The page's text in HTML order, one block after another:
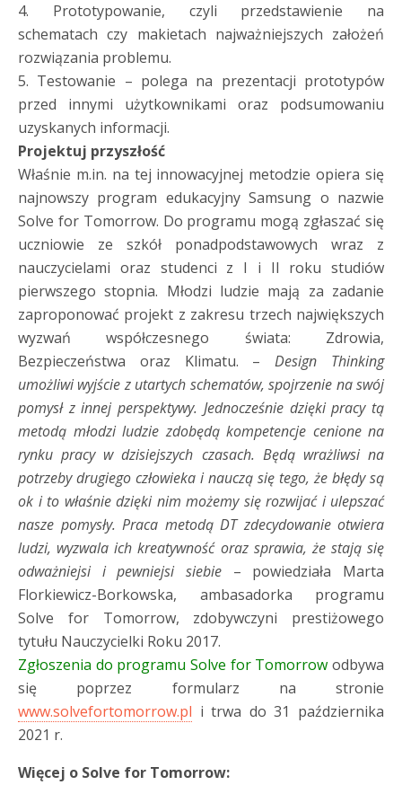
4. Prototypowanie, czyli przedstawienie na
schematach czy makietach najważniejszych założeń
rozwiązania problemu.
5. Testowanie – polega na prezentacji prototypów
przed innymi użytkownikami oraz podsumowaniu
uzyskanych informacji.
Projektuj przyszłość
Właśnie m.in. na tej innowacyjnej metodzie opiera się
najnowszy program edukacyjny Samsung o nazwie
Solve for Tomorrow. Do programu mogą zgłaszać się
uczniowie ze szkół ponadpodstawowych wraz z
nauczycielami oraz studenci z I i II roku studiów
pierwszego stopnia. Młodzi ludzie mają za zadanie
zaproponować projekt z zakresu trzech największych
wyzwań współczesnego świata: Zdrowia,
Bezpieczeństwa oraz Klimatu. –Design Thinking
umożliwi wyjście z utartych schematów, spojrzenie na swój
pomysł z innej perspektywy. Jednocześnie dzięki pracy tą
metodą młodzi ludzie zdobędą kompetencje cenione na
rynku pracy w dzisiejszych czasach. Będą wrażliwsi na
potrzeby drugiego człowieka i nauczą się tego, że błędy są
ok i to właśnie dzięki nim możemy się rozwijać i ulepszać
nasze pomysły. Praca metodą DT zdecydowanie otwiera
ludzi, wyzwala ich kreatywność oraz sprawia, że stają się
odważniejsi i pewniejsi siebie – powiedziała Marta
Florkiewicz-Borkowska, ambasadorka programu
Solve for Tomorrow, zdobywczyni prestiżowego
tytułu Nauczycielki Roku 2017.
Zgłoszenia do programu Solve for Tomorrow odbywa
się poprzez formularz na stronie
www.solvefortomorrow.pl i trwa do 31 października
2021 r.
Więcej o Solve for Tomorrow: